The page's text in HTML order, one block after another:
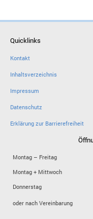
Quicklinks
Kontakt
Inhaltsverzeichnis
Impressum
Datenschutz
Erklärung zur Barrierefreiheit
Montag – Freitag
Montag + Mittwoch
Donnerstag
oder nach Vereinbarung